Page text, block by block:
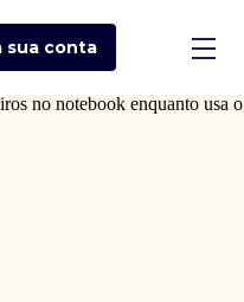
sua conta